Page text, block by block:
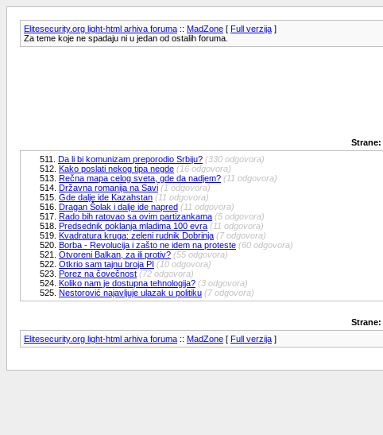
Elitesecurity.org light-html arhiva foruma :: MadZone [ Full verzija ]
Za teme koje ne spadaju ni u jedan od ostalih foruma.
Strane:
511. Da li bi komunizam preporodio Srbiju? (330 odgovora)
512. Kako poslati nekog tipa negde (16 odgovora)
513. Rečna mapa celog sveta, gde da nadjem? (11 odgovora)
514. Državna romanija na Savi (1 odgovora)
515. Gde dalje ide Kazahstan (11 odgovora)
516. Dragan Šolak i dalje ide napred (11 odgovora)
517. Rado bih ratovao sa ovim partizankama (5 odgovora)
518. Predsednik poklanja mladima 100 evra (11 odgovora)
519. Kvadratura kruga: zeleni rudnik Dobrinja (7 odgovora)
520. Borba - Revolucija i zašto ne idem na proteste (60 odgovora)
521. Otvoreni Balkan, za ili protiv? (55 odgovora)
522. Otkrio sam tajnu broja PI (10 odgovora)
523. Porez na čovečnost (72 odgovora)
524. Koliko nam je dostupna tehnologija? (3 odgovora)
525. Nestorović najavljuje ulazak u politiku (7 odgovora)
Strane:
Elitesecurity.org light-html arhiva foruma :: MadZone [ Full verzija ]